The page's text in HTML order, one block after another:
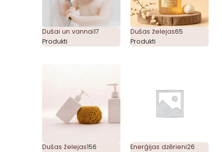
Dušai un vannai17
Produkti
Dušas želejas65
Produkti
Dušas želejas156
Enerģijas dzērieni26